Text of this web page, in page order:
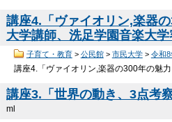
講座4.「ヴァイオリン,楽器
大学講師、洗足学園音楽大
子育て・教育> 公民館> 市民大学> 令和
講座4.「ヴァイオリン,楽器の300年の魅
講座3.「世界の動き、3点考
ml